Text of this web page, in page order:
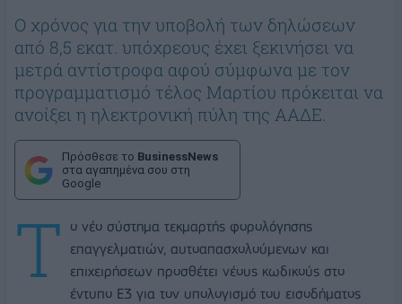
Ο χρόνος για την υποβολή των δηλώσεων
από 8,5 εκατ. υπόχρεους έχει ξεκινήσει να
μετρά αντίστροφα αφού σύμφωνα με τον
προγραμματισμό τέλος Μαρτίου πρόκειται να
ανοίξει η ηλεκτρονική πύλη της ΑΑΔΕ.
Πρόσθεσε το BusinessNews
στα αγαπημένα σου στη
Google
Τ
ο νέο σύστημα τεκμαρτής φορολόγησης
επαγγελματιών, αυτοαπασχολούμενων και
επιχειρήσεων προσθέτει νέους κωδικούς στο
έντυπο Ε3 για τον υπολογισμό του εισοδήματος